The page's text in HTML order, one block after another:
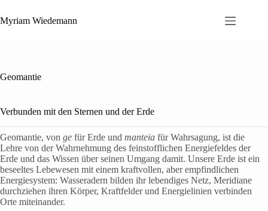
Inhalt
springen
Myriam Wiedemann
Geomantie
Verbunden mit den Sternen und der Erde
Geomantie, von ge für Erde und manteia für Wahrsagung, ist die
Lehre von der Wahrnehmung des feinstofflichen Energiefeldes der
Erde und das Wissen über seinen Umgang damit. Unsere Erde ist ein
beseeltes Lebewesen mit einem kraftvollen, aber empfindlichen
Energiesystem: Wasseradern bilden ihr lebendiges Netz, Meridiane
durchziehen ihren Körper, Kraftfelder und Energielinien verbinden
Orte miteinander.